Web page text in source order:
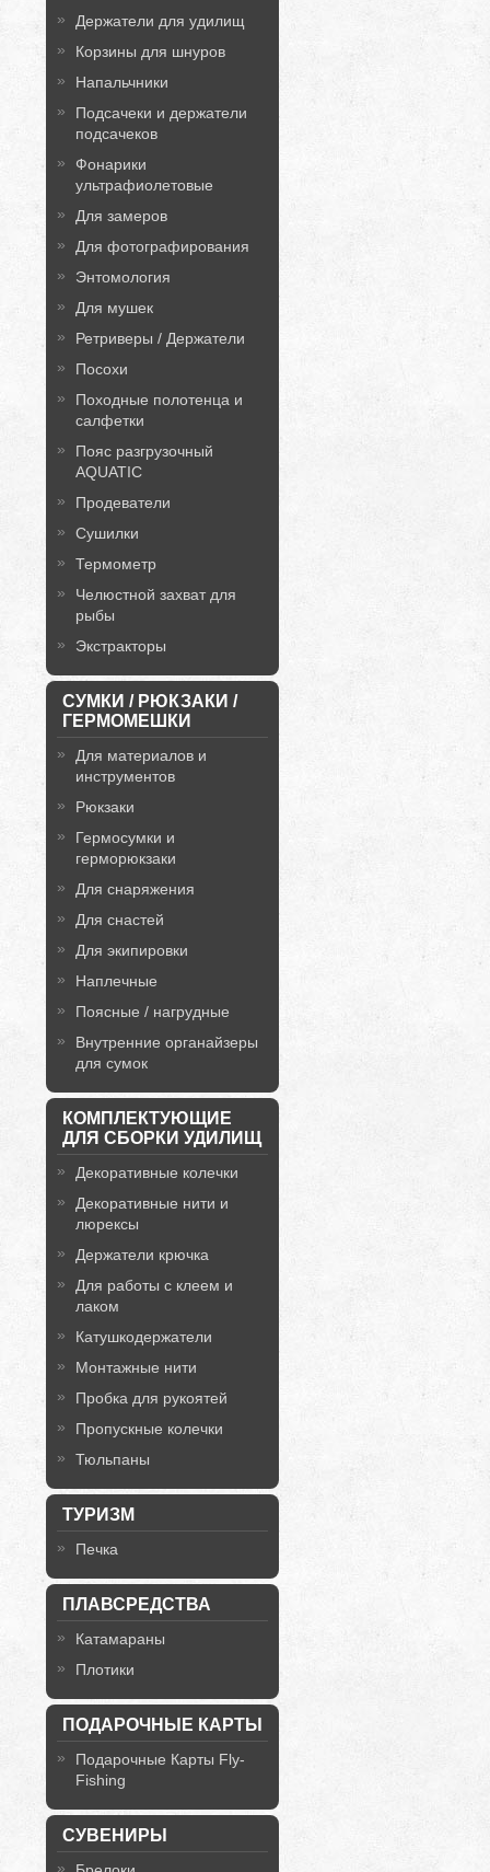
Держатели для удилищ
Корзины для шнуров
Напальчники
Подсачеки и держатели
подсачеков
Фонарики
ультрафиолетовые
Для замеров
Для фотографирования
Энтомология
Для мушек
Ретриверы / Держатели
Посохи
Походные полотенца и
салфетки
Пояс разгрузочный
AQUATIC
Продеватели
Сушилки
Термометр
Челюстной захват для
рыбы
Экстракторы
СУМКИ / РЮКЗАКИ /
ГЕРМОМЕШКИ
Для материалов и
инструментов
Рюкзаки
Гермосумки и
герморюкзаки
Для снаряжения
Для снастей
Для экипировки
Наплечные
Поясные / нагрудные
Внутренние органайзеры
для сумок
КОМПЛЕКТУЮЩИЕ
ДЛЯ СБОРКИ УДИЛИЩ
Декоративные колечки
Декоративные нити и
люрексы
Держатели крючка
Для работы с клеем и
лаком
Катушкодержатели
Монтажные нити
Пробка для рукоятей
Пропускные колечки
Тюльпаны
ТУРИЗМ
Печка
ПЛАВСРЕДСТВА
Катамараны
Плотики
ПОДАРОЧНЫЕ КАРТЫ
Подарочные Карты Fly-
Fishing
СУВЕНИРЫ